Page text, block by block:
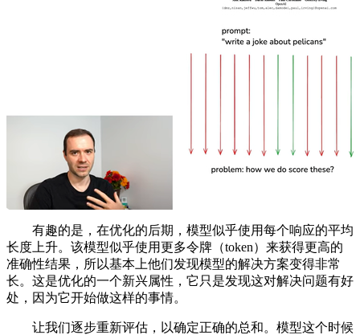
有趣的是，在优化的后期，模型似乎使用每个响应的平均
长度上升。该模型似乎使用更多令牌（token）来获得更高的
准确性结果，所以基本上他们发现模型的解决方案变得非常
长。这是优化的一个新兴属性，它只是发现这对解决问题有好
处，因为它开始做这样的事情。
让我们逐步重新评估，以确定正确的总和。模型这个时候